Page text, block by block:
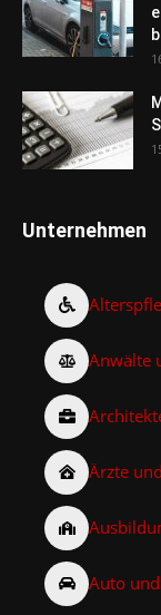
Unternehmen
Anwälte
Ärzte
Auto